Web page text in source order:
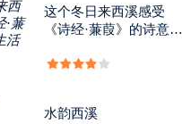
这个冬日来西溪感受
《诗经·蒹葭》的诗意生
水韵西溪